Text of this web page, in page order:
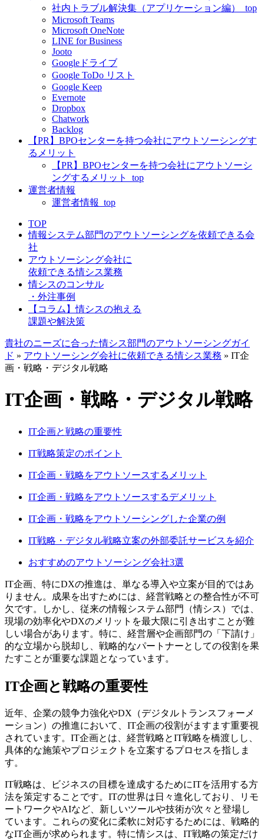
社内トラブル解決集（アプリケーション編）_top
Microsoft Teams
Microsoft OneNote
LINE for Business
Jooto
Googleドライブ
Google ToDo リスト
Google Keep
Evernote
Dropbox
Chatwork
Backlog
【PR】BPOセンターを持つ会社にアウトソーシングす
るメリット
【PR】BPOセンターを持つ会社にアウトソーシ
ングするメリット_top
運営者情報
運営者情報_top
TOP
情報システム部門のアウトソーシングを依頼できる会
社
アウトソーシング会社に
依頼できる情シス業務
情シスのコンサル
・外注事例
【コラム】情シスの抱える
課題や解決策
貴社のニーズに合った情シス部門のアウトソーシングガイ
ド » アウトソーシング会社に依頼できる情シス業務 » IT企
画・戦略・デジタル戦略
IT企画・戦略・デジタル戦略
IT企画と戦略の重要性
IT戦略策定のポイント
IT企画・戦略をアウトソースするメリット
IT企画・戦略をアウトソースするデメリット
IT企画・戦略をアウトソーシングした企業の例
IT戦略・デジタル戦略立案の外部委託サービスを紹介
おすすめのアウトソーシング会社3選
IT企画、特にDXの推進は、単なる導入や立案が目的ではあ
りません。成果を出すためには、経営戦略との整合性が不可
欠です。しかし、従来の情報システム部門（情シス）では、
現場の効率化やDXのメリットを最大限に引き出すことが難
しい場合があります。特に、経営層や企画部門の「下請け」
的な立場から脱却し、戦略的なパートナーとしての役割を果
たすことが重要な課題となっています。
IT企画と戦略の重要性
近年、企業の競争力強化やDX（デジタルトランスフォーメ
ーション）の推進において、IT企画の役割がますます重要視
されています。IT企画とは、経営戦略とIT戦略を橋渡しし、
具体的な施策やプロジェクトを立案するプロセスを指しま
す。
IT戦略は、ビジネスの目標を達成するためにITを活用する方
法を策定することです。ITの世界は日々進化しており、リモ
ートワークやAIなど、新しいツールや技術が次々と登場し
ています。これらの変化に柔軟に対応するためには、戦略的
なIT企画が求められます。特に情シスは、IT戦略の策定だけ